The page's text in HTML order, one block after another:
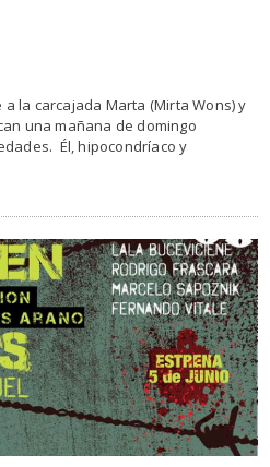
la carcajada Marta (Mirta Wons) y
una mañana de domingo
Él, hipocondríaco y